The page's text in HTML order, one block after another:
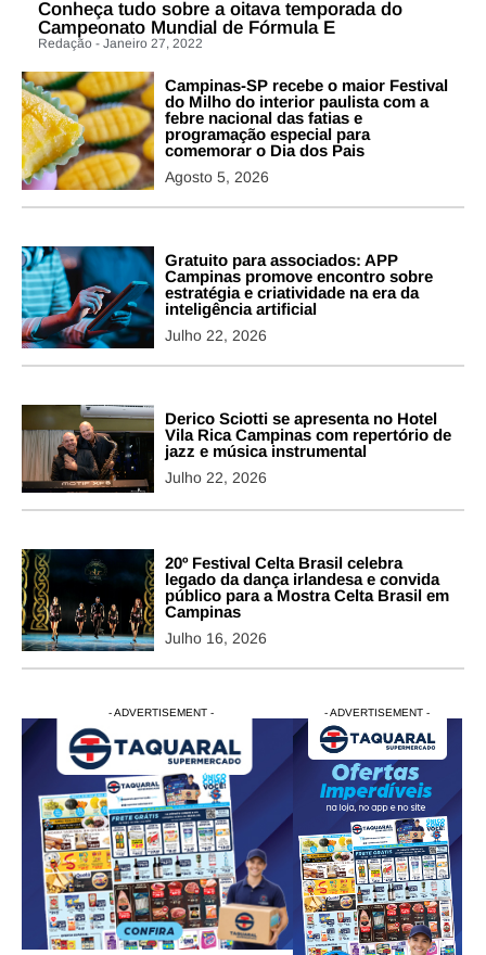
Conheça tudo sobre a oitava temporada do
Campeonato Mundial de Fórmula E
Redação - Janeiro 27, 2022
Campinas-SP recebe o maior Festival
do Milho do interior paulista com a
febre nacional das fatias e
programação especial para
comemorar o Dia dos Pais
Agosto 5, 2026
Gratuito para associados: APP
Campinas promove encontro sobre
estratégia e criatividade na era da
inteligência artificial
Julho 22, 2026
Derico Sciotti se apresenta no Hotel
Vila Rica Campinas com repertório de
jazz e música instrumental
Julho 22, 2026
20º Festival Celta Brasil celebra
legado da dança irlandesa e convida
público para a Mostra Celta Brasil em
Campinas
Julho 16, 2026
- ADVERTISEMENT - -
- ADVERTISEMENT - - ADVERTISEMENT -